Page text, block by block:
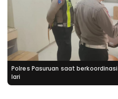
Polres Pasuruan saat
lari